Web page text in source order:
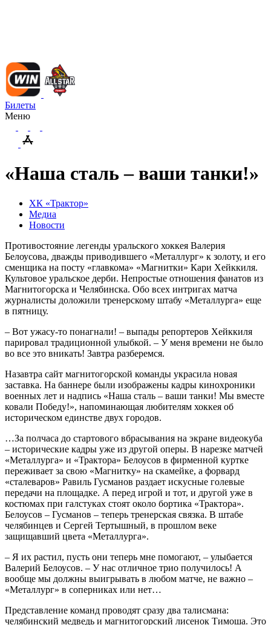
Билеты
Меню
«Наша сталь – ваши танки!»
ХК «Трактор»
Медиа
Новости
Противостояние легенды уральского хоккея Валерия
Белоусова, дважды приводившего «Металлург» к золоту, и его
сменщика на посту «главкома» «Магнитки» Кари Хейккиля.
Культовое уральское дерби. Непростые отношения фанатов из
Магнитогорска и Челябинска. Обо всех интригах матча
журналисты доложили тренерскому штабу «Металлурга» еще
в пятницу.
– Вот ужасу-то понагнали! – выпады репортеров Хейккиля
парировал традиционной улыбкой. – У меня времени не было
во все это вникать! Завтра разберемся.
Назавтра сайт магнитогорской команды украсила новая
заставка. На баннере были изображены кадры кинохроники
военных лет и надпись «Наша сталь – ваши танки! Мы вместе
ковали Победу!», напоминающая любителям хоккея об
историческом единстве двух городов.
…За полчаса до стартового вбрасывания на экране видеокуба
– исторические кадры уже из другой оперы. В нарезке матчей
«Металлурга» и «Трактора» Белоусов в фирменной куртке
переживает за свою «Магнитку» на скамейке, а форвард
«сталеваров» Равиль Гусманов раздает искусные голевые
передачи на площадке. А перед игрой и тот, и другой уже в
костюмах при галстуках стоят около бортика «Трактора».
Белоусов – Гусманов – теперь тренерская связка. В штабе
челябинцев и Сергей Тертышный, в прошлом веке
защищавший цвета «Металлурга».
– Я их растил, пусть они теперь мне помогают, – улыбается
Валерий Белоусов. – У нас отличное трио получилось! А
вообще мы должны выигрывать в любом матче, не важно –
«Металлург» в соперниках или нет…
Представление команд проводят сразу два талисмана:
челябинский медведь и магнитогорский лисенок Тимоша. Это